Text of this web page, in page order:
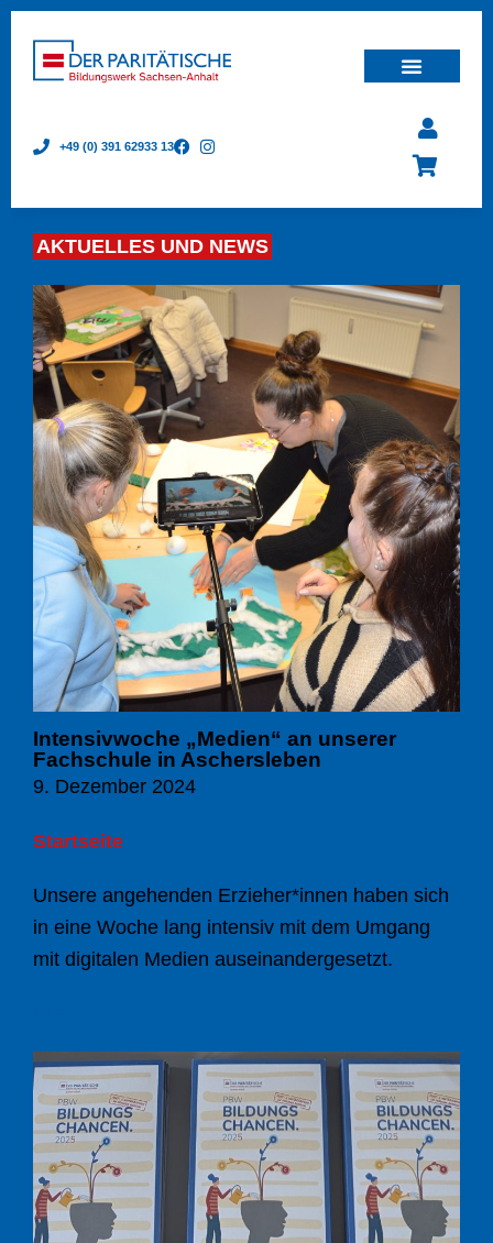
+49 (0) 391 62933 13
AKTUELLES UND NEWS
Intensivwoche „Medien“ an unserer
Fachschule in Aschersleben
9. Dezember 2024
Startseite
Unsere angehenden Erzieher*innen haben sich
in eine Woche lang intensiv mit dem Umgang
mit digitalen Medien auseinandergesetzt.